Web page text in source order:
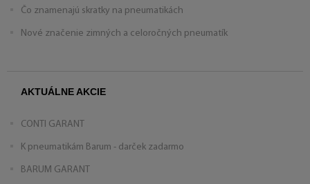
Čo znamenajú skratky na pneumatikách
Nové značenie zimných a celoročných pneumatík
AKTUÁLNE AKCIE
CONTI GARANT
K pneumatikám Barum - darček zadarmo
BARUM GARANT